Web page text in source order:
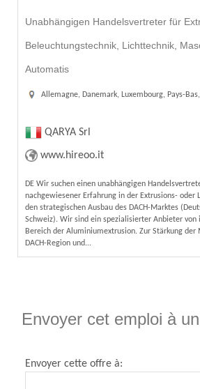
Unabhängigen Handelsvertreter für
Beleuchtungstechnik, Lichttechnik,
Automatis
Allemagne, Danemark, Luxembourg, Pays-
QARYA Srl
www.hireoo.it
DE Wir suchen einen unabhängigen
nachgewiesener Erfahrung in der Extrusions- oder
den strategischen Ausbau des DACH-Marktes
Schweiz). Wir sind ein spezialisierter Anbieter von
Bereich der Aluminiumextrusion. Zur Stärkung der
DACH-Region und...
Envoyer cet emploi à
Envoyer cette offre à: